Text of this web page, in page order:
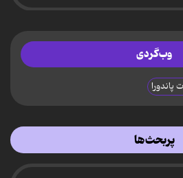
وب‌گردی
پاندورا
پربحث‌ها